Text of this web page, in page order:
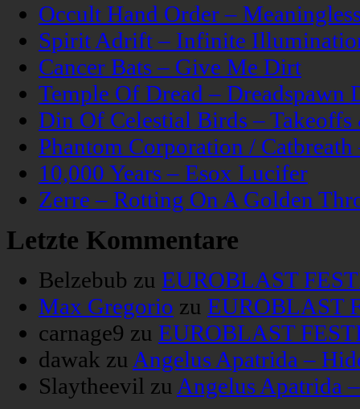
Occult Hand Order –
Spirit Adrift – Infinite
Cancer Bats – Give Me Dirt
Temple Of Dread – Dreadspawn
Din Of Celestial Birds –
Phantom Corporation /
10,000 Years – Esox Lucifer
Zerre – Rotting On A Golden
Letzte Kommentare
Belzebub zu EUROBLAST
Max Gregorio zu EUROBLAST
carnage9 zu EUROBLAST
dawak zu Angelus Apatrida –
Slaytheevil zu Angelus Apatrida